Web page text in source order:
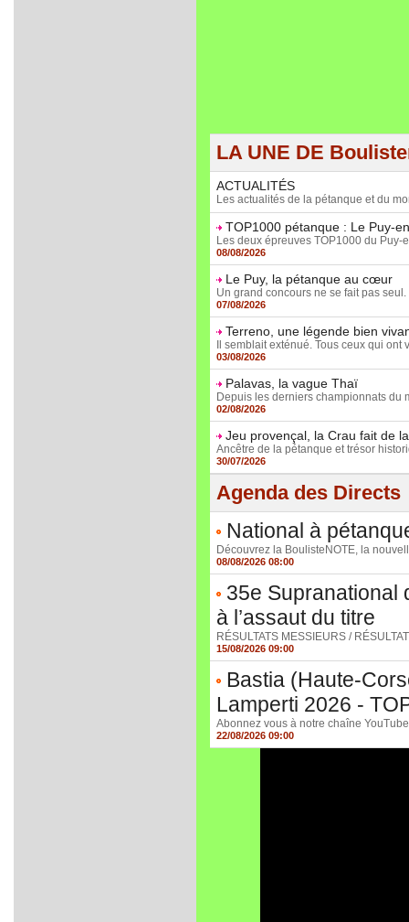
LA UNE DE
ACTUALITÉS
Les actualités de la pétanque et du
TOP1000 pétanque : Le Puy-
Les deux épreuves TOP1000 du Puy-
08/08/2026
Le Puy, la pétanque au cœur
Un grand concours ne se fait pas
07/08/2026
Terreno, une légende bien
Il semblait exténué. Tous ceux qui ont
03/08/2026
Palavas, la vague Thaï
Depuis les derniers championnats du
02/08/2026
Jeu provençal, la Crau fait de
Ancêtre de la pétanque et trésor
30/07/2026
Agenda des Directs
National à
Découvrez la BoulisteNOTE, la
08/08/2026 08:00
35e Supranational
à l’assaut du titre
RÉSULTATS MESSIEURS /
15/08/2026 09:00
Bastia (Haute-
Lamperti 2026 -
Abonnez vous à notre chaîne
22/08/2026 09:00